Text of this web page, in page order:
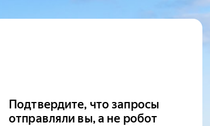
Подтвердите, что запросы
отправляли вы, а не робот